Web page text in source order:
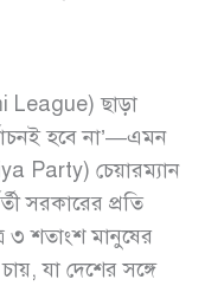
League) ছাড়া
হবে না’—এমন
Party) চেয়ারম্যান
সরকারের প্রতি
৩ শতাংশ মানুষের
যা দেশের সঙ্গে